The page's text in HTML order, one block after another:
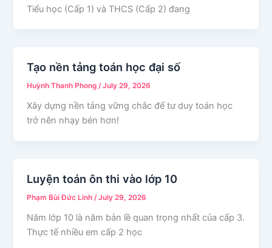
Tiểu học (Cấp 1) và THCS (Cấp 2) đang
Tạo nền tảng toán học đại số
Huỳnh Thanh Phong/July 29, 2026
Xây dựng nền tảng vững chắc để tư duy toán học
trở nên nhạy bén hơn!
Luyện toán ôn thi vào lớp 10
Phạm Bùi Đức Linh/July 29, 2026
Năm lớp 10 là năm bản lề quan trọng nhất của cấp 3.
Thực tế nhiều em cấp 2 học